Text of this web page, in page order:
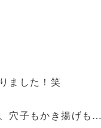
ました！笑
穴子もかき揚げも